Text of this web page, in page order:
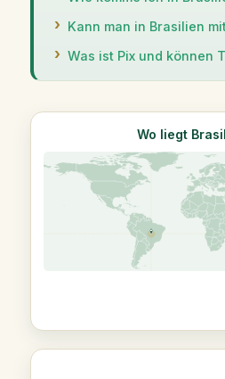
Kann man in Brasilien
Was ist Pix und können
Wo liegt